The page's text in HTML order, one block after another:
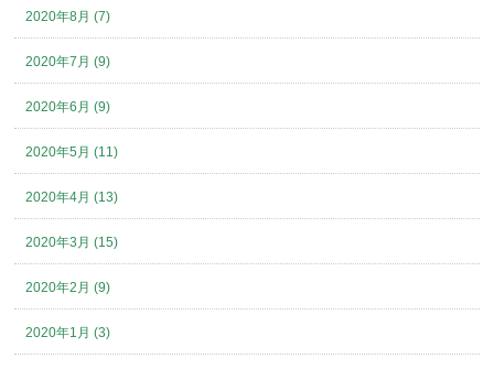
2020年8月 (7)
2020年7月 (9)
2020年6月 (9)
2020年5月 (11)
2020年4月 (13)
2020年3月 (15)
2020年2月 (9)
2020年1月 (3)